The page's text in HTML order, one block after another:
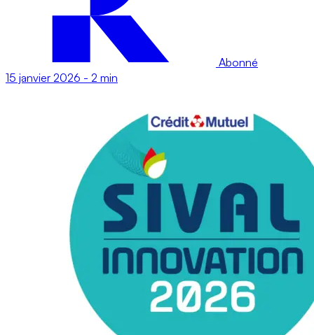
Abonné
15 janvier 2026 - 2 min